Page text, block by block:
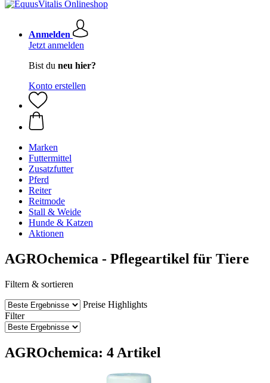
Anmelden
Jetzt anmelden
Bist du neu hier?
Konto erstellen
Marken
Futtermittel
Zusatzfutter
Pferd
Reiter
Reitmode
Stall & Weide
Hunde & Katzen
Aktionen
AGROchemica - Pflegeartikel für Tiere
Filtern & sortieren
Preise Highlights
Filter
AGROchemica: 4 Artikel